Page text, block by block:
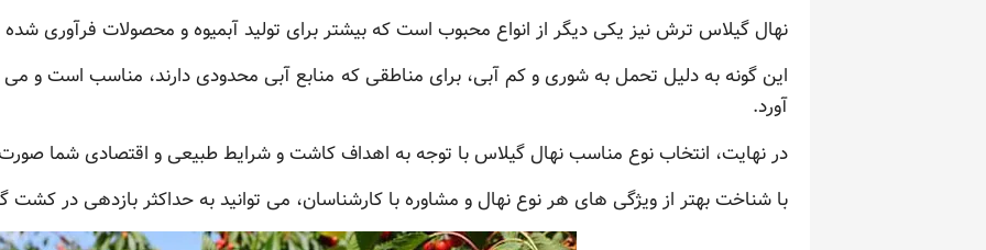
نهال گیلاس ترش نیز یکی دیگر از انواع محبوب است که بیشتر برای تولید آبمیوه و محصولات فرآوری شده
این گونه به دلیل تحمل به شوری و کم آبی، برای مناطقی که منابع آبی محدودی دارند، مناسب است و می
آورد.
در نهایت، انتخاب نوع مناسب نهال گیلاس با توجه به اهداف کاشت و شرایط طبیعی و اقتصادی شما
با شناخت بهتر از ویژگی های هر نوع نهال و مشاوره با کارشناسان، می توانید به حداکثر بازدهی در